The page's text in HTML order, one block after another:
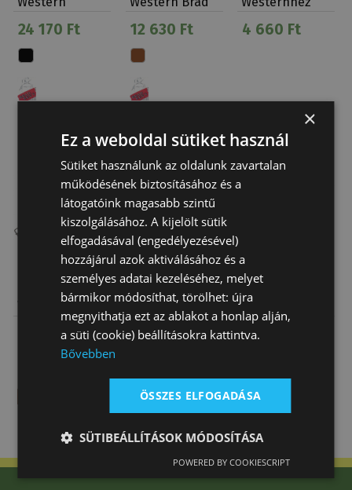
Neopren
24 170 Ft 12 630 Ft
Nylon
4 660 Ft
Heveder
Western Hátsó
Natowa
22 820 Ft
Hevederszíj
Nylon
5 910 Ft
Nyakkendőszíj
Latigo Bőr
10 670 Ft
×
Ez a weboldal sütiket használ
Sütiket használunk az oldalunk zavartalan
működésének biztosításához és a
látogatóink magasabb szintű
kiszolgálásához. A kijelölt sütik
elfogadásával (engedélyezésével)
hozzájárul azok aktiválásához és a
személyes adatai kezeléséhez, melyet
bármikor módosíthat, törölhet: újra
megnyithatja ezt az ablakot a honlap alján,
a süti (cookie) beállításokra kattintva.
Bővebben
ÖSSZES ELFOGADÁSA
SÜTIBEÁLLÍTÁSOK MÓDOSÍTÁSA
POWERED BY COOKIESCRIPT